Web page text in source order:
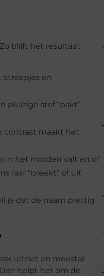
blijft het resultaat
streepjes en
pluizige stof “pakt”
contrast maakt het
in het midden valt en of
raar “breekt” of uit
je dat de naam prettig
uitziet en meestal
helpt het om de